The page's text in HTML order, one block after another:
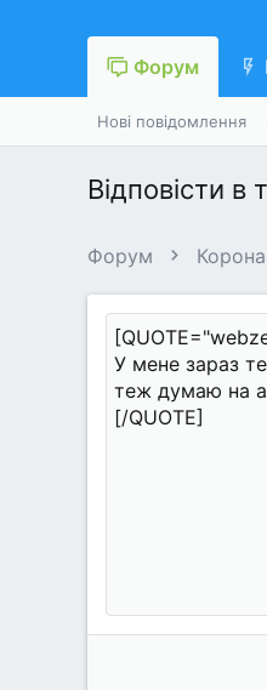
Форум
Нові повідомлення
Відповісти в
Форум